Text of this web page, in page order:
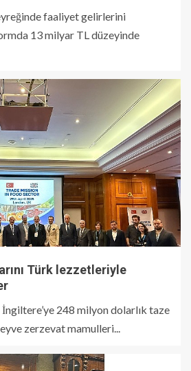
faaliyet gelirlerini
13 milyar TL düzeyinde
Türk lezzetleriyle
İngiltere’ye 248 milyon dolarlık taze
zerzevat mamulleri...